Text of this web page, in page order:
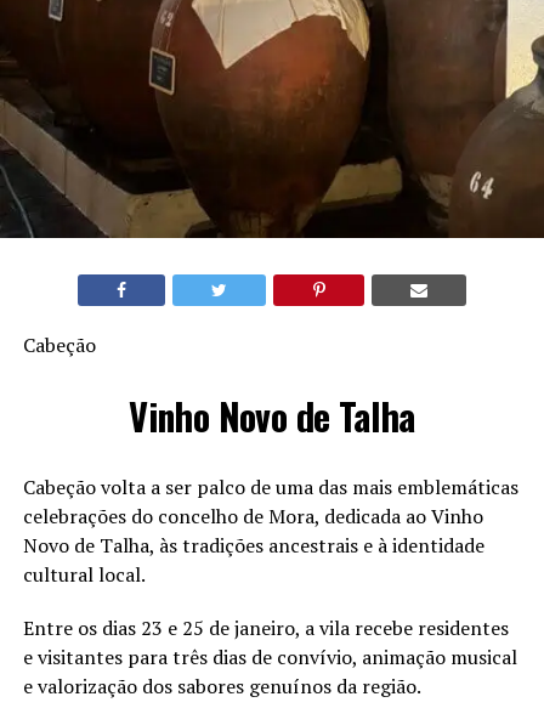
Cabeção
Vinho Novo de Talha
Cabeção volta a ser palco de uma das mais emblemáticas
celebrações do concelho de Mora, dedicada ao Vinho
Novo de Talha, às tradições ancestrais e à identidade
cultural local.
Entre os dias 23 e 25 de janeiro, a vila recebe residentes
e visitantes para três dias de convívio, animação musical
e valorização dos sabores genuínos da região.